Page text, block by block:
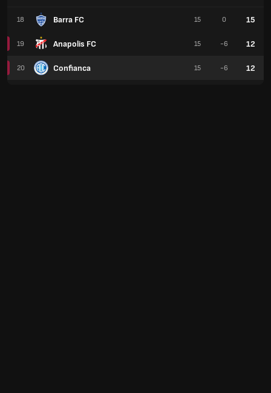
18 Barra FC
19 Anapolis FC
20 Confianca
15 0 15
15 -6 12
15 -6 12